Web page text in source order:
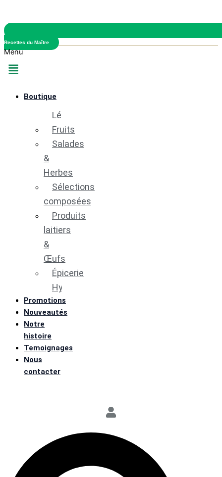
Recettes du Maître
Menu
Boutique
Légumes
Fruits
Salades
&
Herbes
Sélections
composées
Produits
laitiers
&
Œufs
Épicerie
Hygiène, Beauté & Santé
Promotions
Nouveautés
Notre
histoire
Temoignages
Nous
contacter